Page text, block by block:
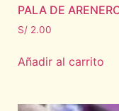
PALA DE
S/ 2.00
Añadir al carrito